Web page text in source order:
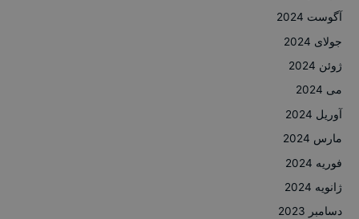
آگوست 2024
جولای 2024
ژوئن 2024
می 2024
آوریل 2024
مارس 2024
فوریه 2024
ژانویه 2024
دسامبر 2023